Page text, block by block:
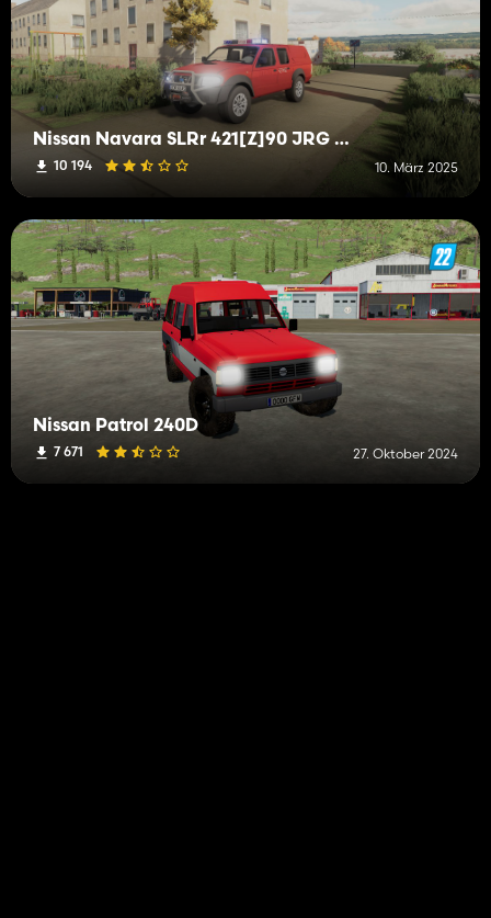
Nissan Navara SLRr 421[Z]90 JRG Drawsko Pomorskie
10 194 10. März 2025
Nissan Patrol 240D
7 671 27. Oktober 2024